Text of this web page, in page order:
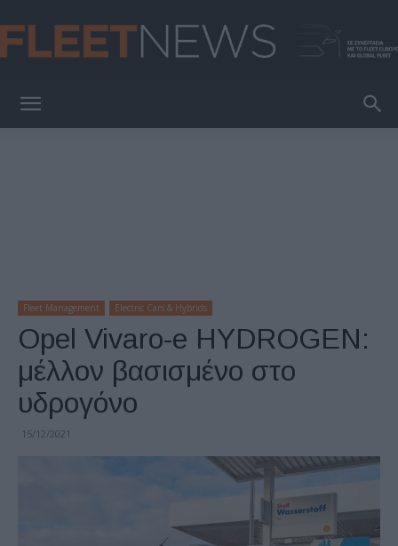
Fleet Management Electric Cars & Hybrids
Opel Vivaro-e HYDROGEN:
μέλλον βασισμένο στο
υδρογόνο
15/12/2021